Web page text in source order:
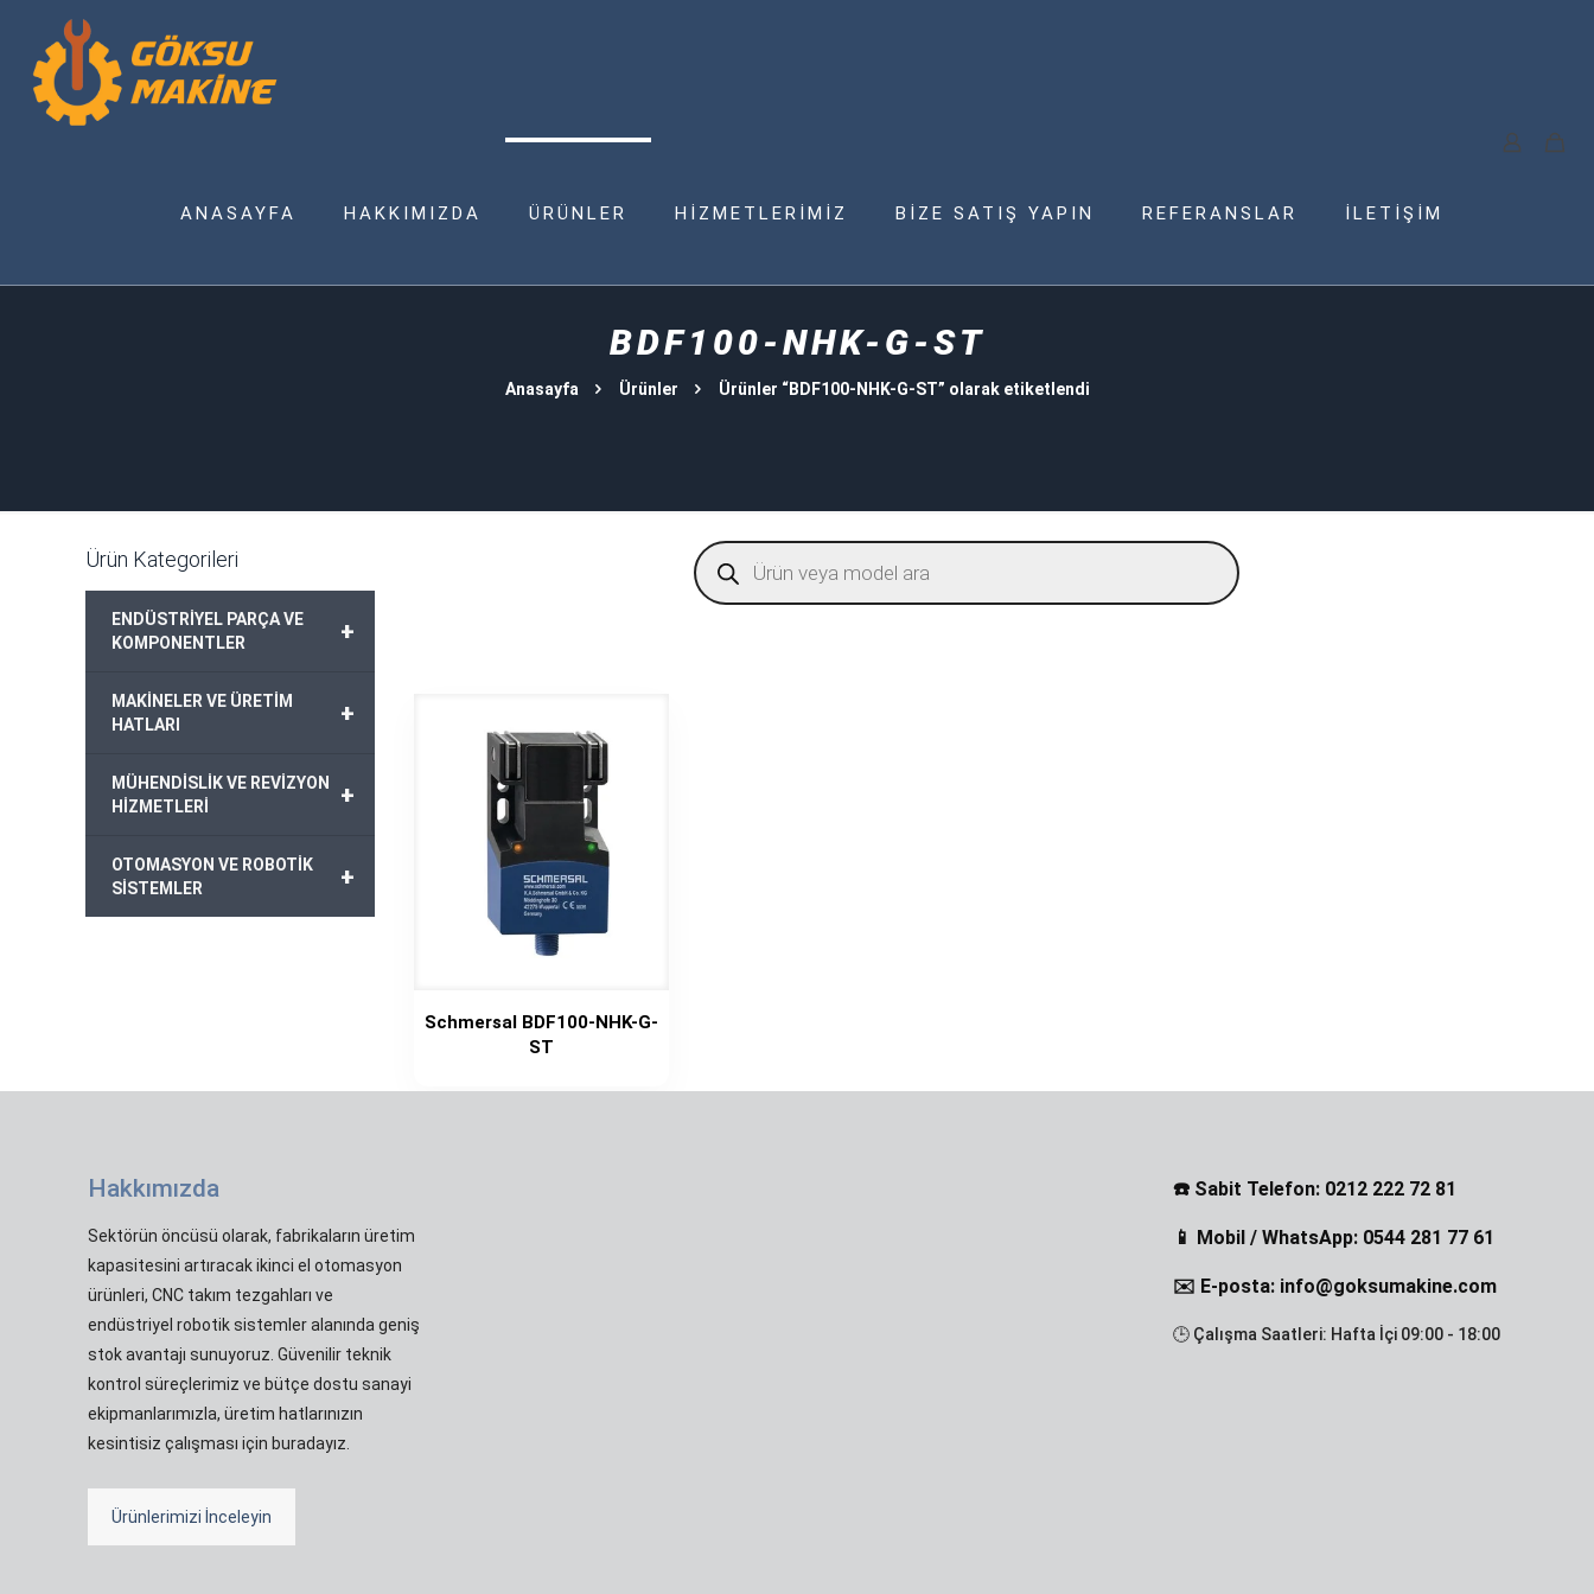
ANASAYFA HAKKIMIZDA ÜRÜNLER HİZMETLERİMİZ BİZE SATIŞ YAPIN REFERANSLAR İLETİŞİM
BDF100-NHK-G-ST
Anasayfa Ürünler Ürünler “BDF100-NHK-G-ST” olarak etiketlendi
Products
search
Schmersal BDF100-NHK-G-
ST
Ürün Kategorileri
+
ENDÜSTRİYEL PARÇA VE
KOMPONENTLER
+
MAKİNELER VE ÜRETİM
HATLARI
+
MÜHENDİSLİK VE REVİZYON
HİZMETLERİ
+
OTOMASYON VE ROBOTİK
SİSTEMLER
Hakkımızda
Sektörün öncüsü olarak, fabrikaların üretim
kapasitesini artıracak ikinci el otomasyon
ürünleri, CNC takım tezgahları ve
endüstriyel robotik sistemler alanında geniş
stok avantajı sunuyoruz. Güvenilir teknik
kontrol süreçlerimiz ve bütçe dostu sanayi
ekipmanlarımızla, üretim hatlarınızın
kesintisiz çalışması için buradayız.
Ürünlerimizi İnceleyin
☎️ Sabit Telefon: 0212 222 72 81
📱 Mobil / WhatsApp: 0544 281 77 61
✉️ E-posta: info@goksumakine.com
🕒 Çalışma Saatleri: Hafta İçi 09:00 - 18:00